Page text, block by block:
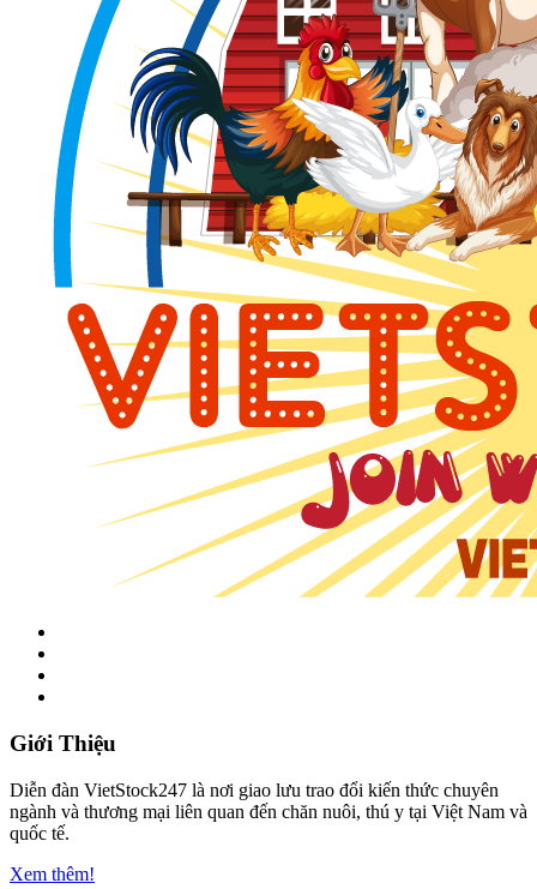
Giới Thiệu
Diễn đàn VietStock247 là nơi giao lưu trao đổi kiến thức chuyên
ngành và thương mại liên quan đến chăn nuôi, thú y tại Việt Nam và
quốc tế.
Xem thêm!